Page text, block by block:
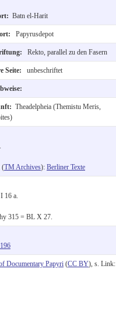
Batn el-Harit
Papyrusdepot
Rekto, parallel zu den Fasern
Seite: unbeschriftet
Theadelpheia (Themistu Meris,
(TM Archives): Berliner Texte
16 a.
315 = BL X 27.
Documentary Papyri (CC BY), s. Link: